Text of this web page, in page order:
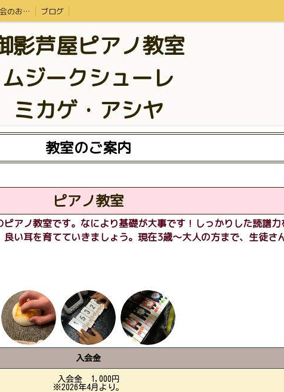
発表会・演奏会のお知らせ・体験レッスン ブログ
影芦屋ピアノ教室
ムジークシューレ
ミカゲ・アシヤ
教室のご案内
ピアノ教室
アノ教室です。なにより基礎が大事です！しっかりした読譜力
い耳を育てていきましょう。現在3歳〜大人の方まで、生徒さ
入会金
入会金 1,000円
※2026年4月より。